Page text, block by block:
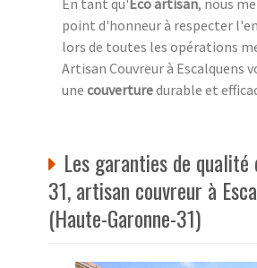
point d'honneur à respecter
lors de toutes les opérations
Artisan Couvreur à Escalquens
une couverturedurable et
Les garanties de qualité
31, artisan couvreur à
(Haute-Garonne-31)